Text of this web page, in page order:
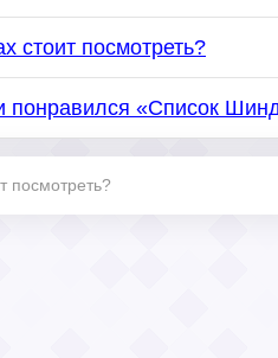
стоит посмотреть?
понравился «Список
посмотреть?